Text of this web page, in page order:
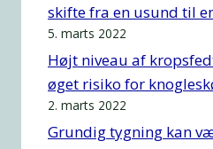
skifte fra en usund til
5. marts 2022
Højt niveau af
øget risiko for
2. marts 2022
Grundig tygning kan